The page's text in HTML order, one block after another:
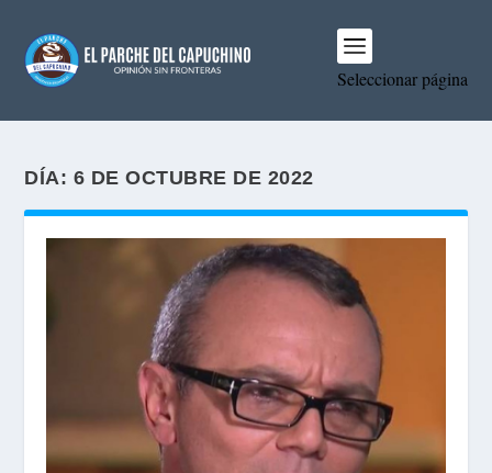
Seleccionar página
DÍA: 6 DE OCTUBRE DE 2022